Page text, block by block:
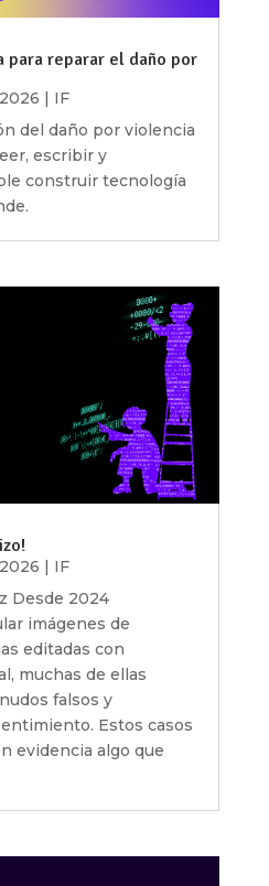
para reparar el daño por
| IF
del daño por violencia
escribir y
construir tecnología
| IF
Desde 2024
imágenes de
editadas con
muchas de ellas
falsos y
Estos casos
evidencia algo que